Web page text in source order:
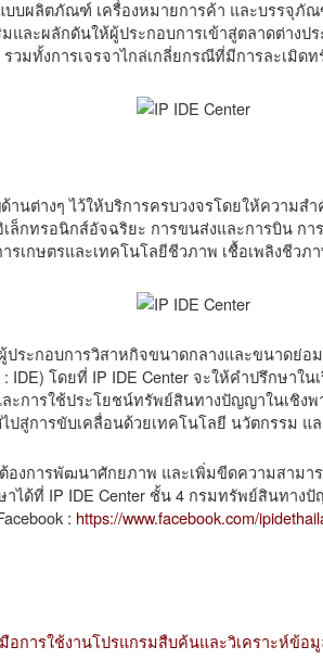
บผลิตภัณฑ์ เครื่องหมายการค้า และบรรจุภั
และผลักดันให้ผู้ประกอบการเข้าสู่ตลาดต่างป
มทั้งการเจรจาไกล่เกลี่ยกรณีที่มีการละเมิด
านต่างๆ ไว้ให้บริการครบวงจรโดยให้ความ
กทรอนิกส์อัจฉริยะ การขนส่งและการบิน กา
รเกษตรและเทคโนโลยีชีวภาพ เชื้อเพลิงชีว
ประกอบการวิสาหกิจขนาดกลางและขนาดย่อ
: IDE) โดยที่ IP IDE Center จะให้คำปรึกษา
ละการใช้ประโยชน์ทรัพย์สินทางปัญญาในเชิ
ปสู่การขับเคลื่อนด้วยเทคโนโลยี นวัตกรรม
องการพัฒนาศักยภาพ และเพิ่มขีดความสาม
ด้ที่ IP IDE Center ชั้น 4 กรมทรัพย์สินทาง
: https://www.facebook.com/
อการใช้งานโปรแกรมสืบค้นและวิเคราะห์ข้อ